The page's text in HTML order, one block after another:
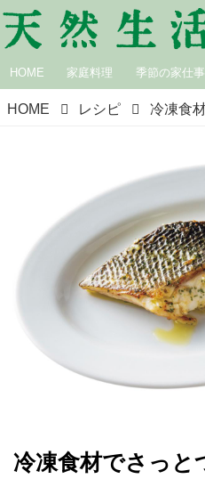
HOME 家庭料理 季節の家仕事
HOME レシピ
冷凍食材でさっと